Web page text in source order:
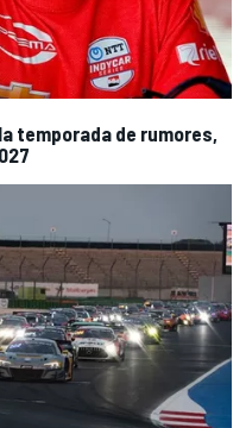
temporada de rumores,